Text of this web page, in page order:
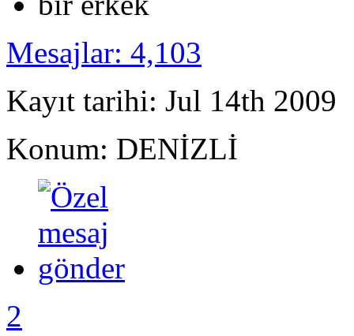
Mesajlar: 4,103
Kayıt tarihi: Jul 14th 2009
Konum: DENİZLİ
2